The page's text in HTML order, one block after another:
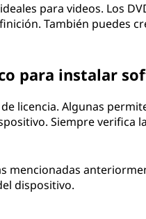
ideales para videos. Los
También puedes
para instalar
licencia. Algunas
Siempre verifica
mencionadas
dispositivo.